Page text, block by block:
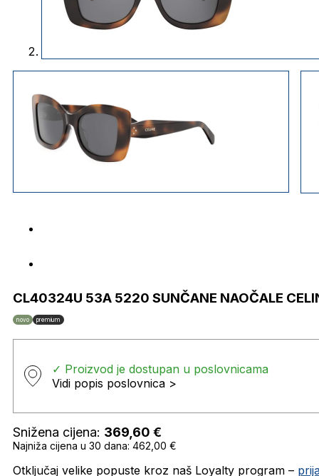
CL40324U 53A 5220 SUNČANE NAOČALE
novo premium
✓ Proizvod je dostupan u poslovnicama
Vidi popis poslovnica >
Snižena cijena: 369,60 €
Najniža cijena u 30 dana: 462,00 €
Otključaj velike popuste kroz naš Loyalty program –